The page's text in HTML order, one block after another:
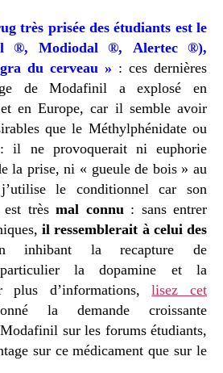
très prisée des étudiants est le
®, Modiodal ®, Alertec ®),
du cerveau » : ces dernières
de Modafinil a explosé en
en Europe, car il semble avoir
que le Méthylphénidate ou
il ne provoquerait ni euphorie
la prise, ni « gueule de bois » au
le conditionnel car son
trèsmal connu: sans entrer
il ressemblerait à celui des
inhibant la recapture de
la dopamine et la
plus d’informations,lisez cet
la demande croissante
sur les forums étudiants,
sur ce médicament que sur le